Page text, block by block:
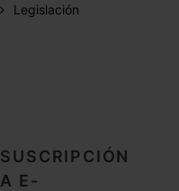
Legislación
SUSCRIPCIÓN
A E-